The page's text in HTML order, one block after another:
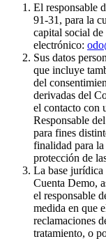
El responsable
91-31, para la
capital social
electrónico:
Sus datos
que incluye
del
derivadas del
el contacto con
Responsable
para fines
finalidad para
protección de
La base jurídica
Cuenta Demo,
el responsable
medida en que
reclamaciones
tratamiento, o